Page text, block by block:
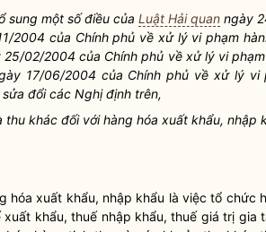
sung một số điều của Luật Hải quan ngày
2004 của Chính phủ về xử lý vi phạm
25/02/2004 của Chính phủ về xử lý vi
17/06/2004 của Chính phủ về xử lý vi
đổi các Nghị định trên,
thu khác đối với hàng hóa xuất khẩu, nhập
hóa xuất khẩu, nhập khẩu là việc tổ chức
khẩu, thuế nhập khẩu, thuế giá trị gia